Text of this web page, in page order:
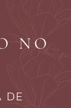
NO
DE